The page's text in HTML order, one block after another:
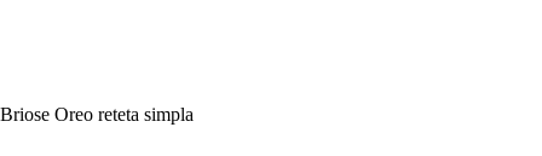
Briose Oreo reteta simpla